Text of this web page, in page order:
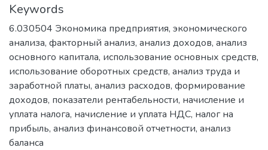
Keywords
6.030504 Экономика предприятия, экономического
анализа, факторный анализ, анализ доходов, анализ
основного капитала, использование основных средств,
использование оборотных средств, анализ труда и
заработной платы, анализ расходов, формирование
доходов, показатели рентабельности, начисление и
уплата налога, начисление и уплата НДС, налог на
прибыль, анализ финансовой отчетности, анализ
баланса